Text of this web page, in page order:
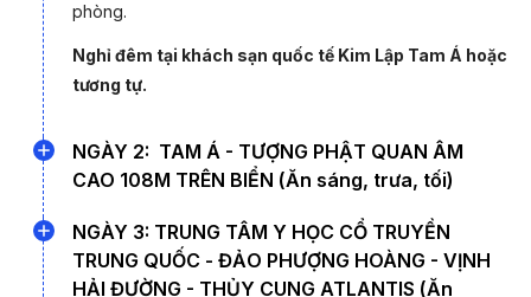
văn hóa Nam Sơn, Phố cổ Kỵ Lâu,...
- Chiêm bái tượng Phật Bà Quan Âm ba mặt cao nhất Thế
Giới
- Mua sắm tại trung tâm thương mại miễn thuế Guan Lan
Hu lớn nhất Châu Á.
- Trải nghiệm tàu hỏa cao tốc ngắm nhìn đảo Hải Nam
- Tặng 01 bữa tiệc gà Hải Nam
- Tặng 01 đêm tại khách sạn Castle hotel Ocean Flower
Island 5 sao - một trong những khách sạn lớn nhất thế giới
phòng.
Nghỉ đêm tại khách sạn quốc tế Kim Lập Tam Á hoặc
tương tự.
NGÀY 2: TAM Á - TƯỢNG PHẬT QUAN ÂM
CAO 108M TRÊN BIỂN (Ăn sáng, trưa, tối)
Sáng:Nghỉ ngơi tại khách sạn, HDV hẹn khách thời gian
tập trung và bắt đầu hành trình.
NGÀY 3: TRUNG TÂM Y HỌC CỔ TRUYỀN
TRUNG QUỐC - ĐẢO PHƯỢNG HOÀNG - VỊNH
HẢI ĐƯỜNG - THỦY CUNG ATLANTIS (Ăn